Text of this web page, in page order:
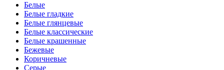
Белые
Белые гладкие
Белые глянцевые
Белые классические
Белые крашенные
Бежевые
Коричневые
Серые